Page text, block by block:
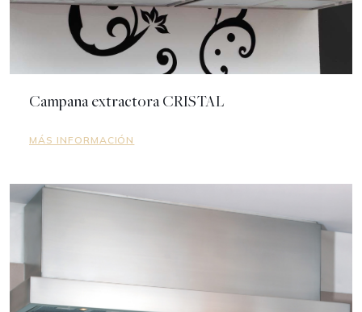
Campana extractora CRISTAL
MÁS INFORMACIÓN